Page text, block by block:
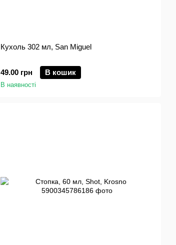
Кухоль 302 мл, San Miguel
49.00 грн В кошик
В наявності